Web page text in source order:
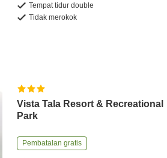
Tempat tidur double
Tidak merokok
Vista Tala Resort & Recreational
Park
Pembatalan gratis